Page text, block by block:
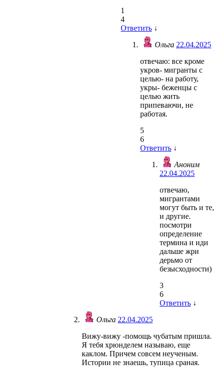
1
4
Ответить ↓
Ольга 22.04.2025
отвечаю: все кроме
укров- мигранты с
целью- на работу,
укры- беженцы с
целью жить
припеваючи, не
работая.
5
6
Ответить ↓
Аноним
22.04.2025
отвечаю,
мигрантами
могут быть и те,
и другие.
посмотри
определение
термина и иди
дальше жри
дерьмо от
безысходности)
3
6
Ответить ↓
Ольга 22.04.2025
Вижу-вижу -помощь чубатым пришла.
Я тебя хрюнделем называю, еще
каклом. Причем совсем неученым.
Истории не знаешь, тупица сраная.